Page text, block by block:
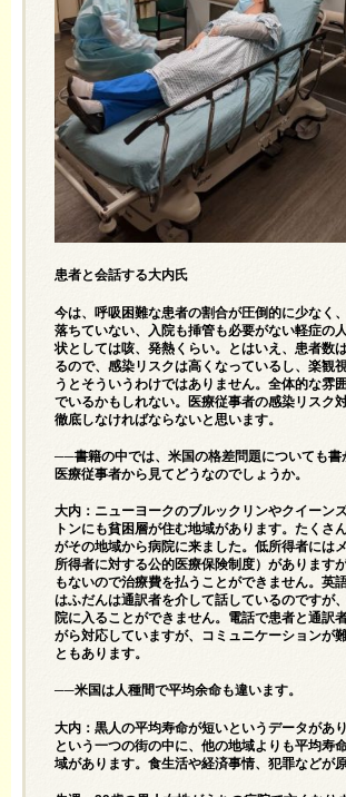
患者と会話する大内氏
今は、呼吸困難な患者の割合が圧倒的に少なく
落ちていない、入院も挿管も必要がない軽症の
状としては咳、発熱くらい。とはいえ、患者数
るので、感染リスクは高くなっているし、楽観
うとそういうわけではありません。全体的な雰
でいるかもしれない。医療従事者の感染リスク
徹底しなければならないと思います。
──書籍の中では、米国の格差問題についても書
医療従事者から見てどうなのでしょうか。
大内：ニューヨークのブルックリンやクイーン
トンにも貧困層が住む地域があります。たくさ
がその地域から病院に来ました。低所得者には
所得者に対する公的医療保険制度）があります
もないので治療費を払うことができません。英
はふだんは通訳者を介して話しているのですが
院に入ることができません。電話で患者と通訳
がら対応していますが、コミュニケーションが
ともあります。
──米国は人種間で平均余命も違います。
大内：黒人の平均寿命が短いというデータがあ
という一つの街の中に、他の地域よりも平均寿
域があります。食生活や経済事情、犯罪などが原